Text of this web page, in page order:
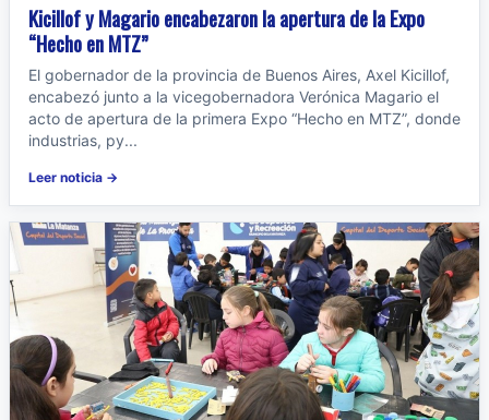
Kicillof y Magario encabezaron la apertura de la Expo
“Hecho en MTZ”
El gobernador de la provincia de Buenos Aires, Axel Kicillof,
encabezó junto a la vicegobernadora Verónica Magario el
acto de apertura de la primera Expo “Hecho en MTZ”, donde
industrias, py...
Leer noticia →